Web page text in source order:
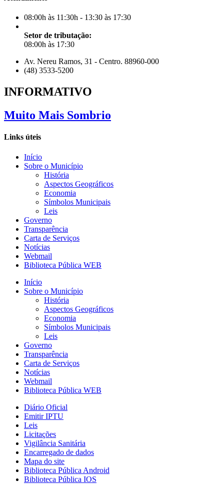
08:00h às 11:30h - 13:30 às 17:30
Setor de tributação:
08:00h às 17:30
Av. Nereu Ramos, 31 - Centro. 88960-000
(48) 3533-5200
INFORMATIVO
Muito Mais Sombrio
Links úteis
Início
Sobre o Município
História
Aspectos Geográficos
Economia
Símbolos Municipais
Leis
Governo
Transparência
Carta de Serviços
Notícias
Webmail
Biblioteca Pública WEB
Início
Sobre o Município
História
Aspectos Geográficos
Economia
Símbolos Municipais
Leis
Governo
Transparência
Carta de Serviços
Notícias
Webmail
Biblioteca Pública WEB
Diário Oficial
Emitir IPTU
Leis
Licitações
Vigilância Sanitária
Encarregado de dados
Mapa do site
Biblioteca Pública Android
Biblioteca Pública IOS